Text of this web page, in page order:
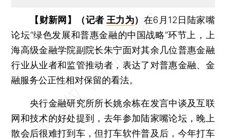
【财新网】（记者 王力为） 在6月12日陆家嘴
论坛“绿色发展和普惠金融的中国战略”环节上，上
海高级金融学院副院长朱宁面对其余几位普惠金融
行业从业者和监管推动者，表达了对普惠金融、金
融服务公正性相对保留的看法。
央行金融研究所所长姚余栋在发言中谈及互联
网和技术的好处提到，去年参加陆家嘴论坛，晚上
散会后很难打到车，但打车软件普及后，今年打车